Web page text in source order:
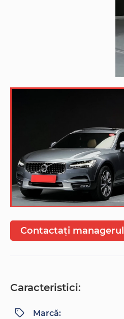
Contactați managerul
Caracteristici:
Marcă: